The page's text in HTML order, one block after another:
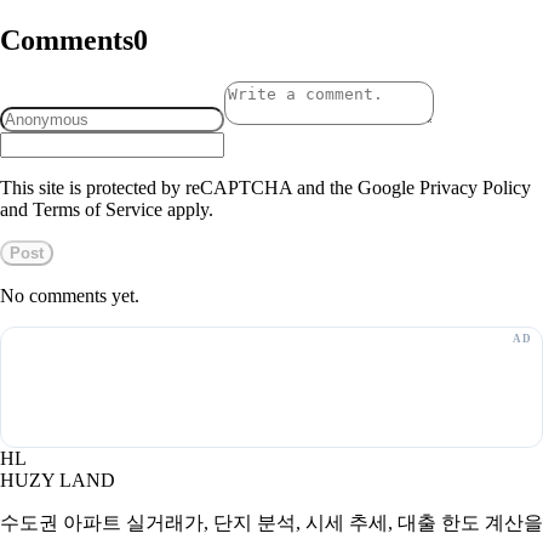
Comments0
This site is protected by reCAPTCHA and the Google Privacy Policy
and Terms of Service apply.
Post
No comments yet.
HL
HUZY LAND
수도권 아파트 실거래가, 단지 분석, 시세 추세, 대출 한도 계산을